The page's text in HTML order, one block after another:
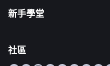
新手學堂
社區